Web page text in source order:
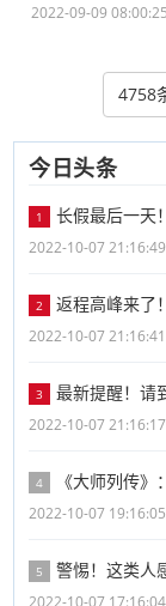
2022-09-09 08:00:25
4758
今日头条
1 长假最后一天
2022-10-07 21:16:49
2 返程高峰来了
2022-10-07 21:16:41
3 最新提醒！请
2022-10-07 21:16:17
4 《大师列传》
2022-10-07 19:16:05
5 警惕！这类人
2022-10-07 17:16:04